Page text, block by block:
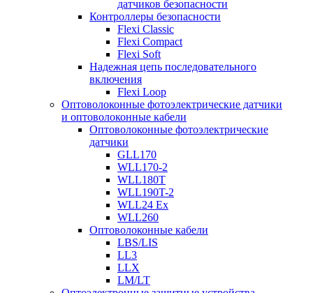
датчиков безопасности
Контроллеры безопасности
Flexi Classic
Flexi Compact
Flexi Soft
Надежная цепь последовательного
включения
Flexi Loop
Оптоволоконные фотоэлектрические датчики
и оптоволоконные кабели
Оптоволоконные фотоэлектрические
датчики
GLL170
WLL170-2
WLL180T
WLL190T-2
WLL24 Ex
WLL260
Оптоволоконные кабели
LBS/LIS
LL3
LLX
LM/LT